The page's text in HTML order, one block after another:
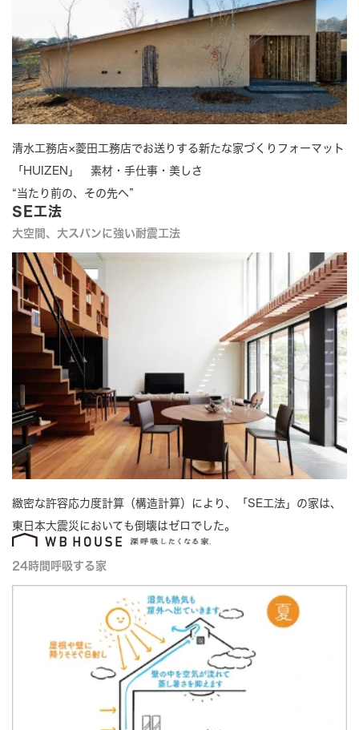
清水工務店×菱田工務店でお送りする新たな家づくりフォーマット
「HUIZEN」 素材・手仕事・美しさ
“当たり前の、その先へ”
SE工法
大空間、大スパンに強い耐震工法
緻密な許容応力度計算（構造計算）により、「SE工法」の家は、
東日本大震災においても倒壊はゼロでした。
24時間呼吸する家